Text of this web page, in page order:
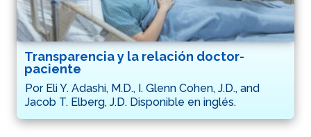
Transparencia y la relación doctor-
paciente
Por Eli Y. Adashi, M.D., I. Glenn Cohen, J.D., and
Jacob T. Elberg, J.D. Disponible en inglés.